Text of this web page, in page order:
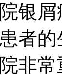
银
者
非